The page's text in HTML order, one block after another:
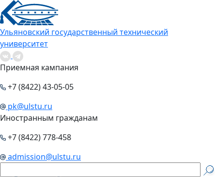
Ульяновский государственный технический
университет
Приемная кампания
+7 (8422) 43-05-05
pk@ulstu.ru
Иностранным гражданам
+7 (8422) 778-458
admission@ulstu.ru